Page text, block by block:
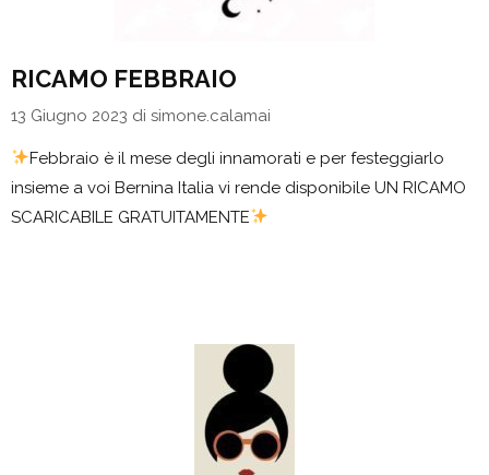
RICAMO FEBBRAIO
13 Giugno 2023 di simone.calamai
Febbraio è il mese degli innamorati e per festeggiarlo
insieme a voi Bernina Italia vi rende disponibile UN RICAMO
SCARICABILE GRATUITAMENTE